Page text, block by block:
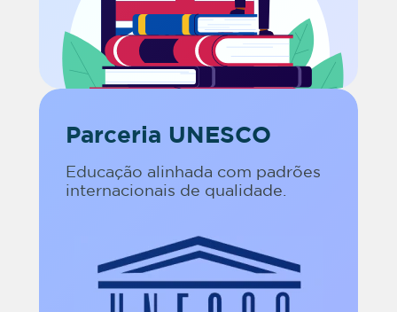
Parceria UNESCO
Educação alinhada com padrões
internacionais de qualidade.